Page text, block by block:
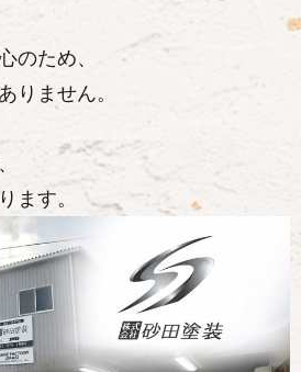
のため、
りません。
ます。